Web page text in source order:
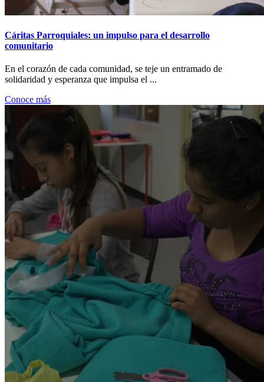
Cáritas Parroquiales: un impulso para el desarrollo
comunitario
En el corazón de cada comunidad, se teje un entramado de
solidaridad y esperanza que impulsa el ...
Conoce más